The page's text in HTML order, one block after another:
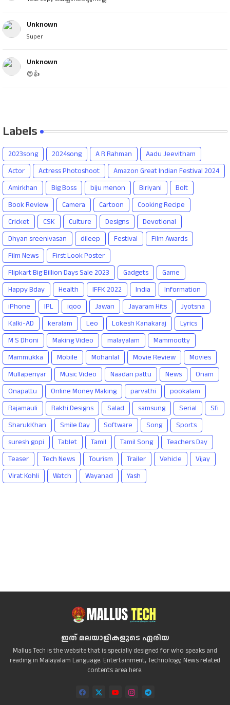
Unknown
Super
Unknown
😍👍
Labels
2023song 2024song A R Rahman
Aadu Jeevitham
Actor
Actress Photoshoot
Amazon Great Indian Festival 2024
Amirkhan
Big Boss biju menon Biriyani
Bolt
Book Review
Camera Cartoon
Cooking Recipe
Cricket
CSK Culture Designs
Devotional
Dhyan sreenivasan
dileep Festival
Film Awards
Film News
First Look Poster
Flipkart Big Billion Days Sale 2023
Gadgets
Game
Happy Bday
Health IFFK 2022 India
Information
iPhone
IPL iqoo Jawan Jayaram Hits
Jyotsna
Kalki-AD
keralam Leo Lokesh Kanakaraj
Lyrics
M S Dhoni
Making Video malayalam
Mammootty
Mammukka
Mobile Mohanlal Movie Review
Movies
Mullaperiyar
Music Video Naadan pattu News
Onam
Onapattu
Online Money Making parvathi
pookalam
Rajamauli
Rakhi Designs Salad samsung Serial
Sfi
SharukKhan
Smile Day Software Song
Sports
suresh gopi
Tablet Tamil Tamil Song
Teachers Day
Teaser
Tech News Tourism Trailer Vehicle
Vijay
Virat Kohli
Watch Wayanad Yash
ഇത് മലയാളികളുടെ ഏരിയ
Mallus Tech is the website that is specially designed for who speaks and
reading in Malayalam Language. Entertainment, Technology, News related
contents area here.